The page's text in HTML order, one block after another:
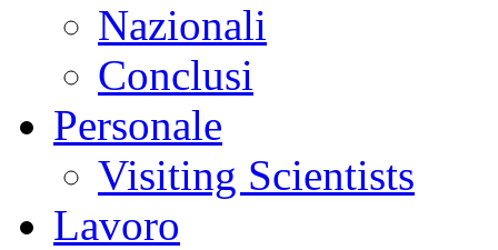
Nazionali
Conclusi
Personale
Visiting Scientists
Lavoro